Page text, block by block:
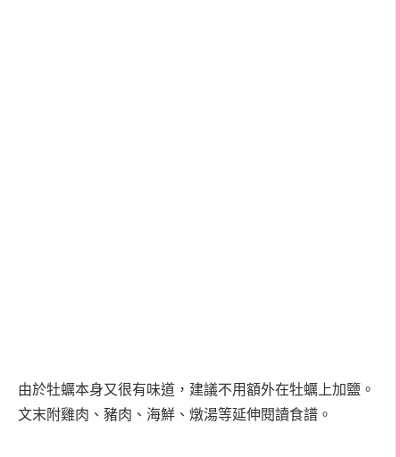
由於牡蠣本身又很有味道，建議不用額外在牡蠣上加鹽。
文末附雞肉、豬肉、海鮮、燉湯等延伸閱讀食譜。